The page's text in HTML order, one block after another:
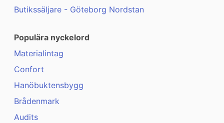
Butikssäljare - Göteborg Nordstan
Populära nyckelord
Materialintag
Confort
Hanöbuktensbygg
Brådenmark
Audits